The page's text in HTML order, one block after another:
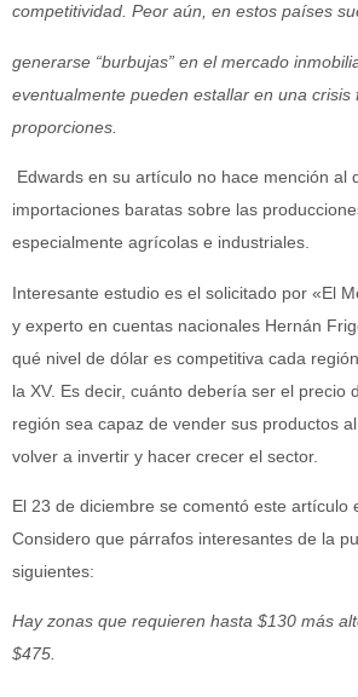
competitividad. Peor aún, en estos países
generarse “burbujas” en el mercado
eventualmente pueden estallar en una crisis
proporciones.
Edwards en su artículo no hace mención al
importaciones baratas sobre las
especialmente agrícolas e industriales.
Interesante estudio es el solicitado por «El
y experto en cuentas nacionales Hernán
qué nivel de dólar es competitiva cada
la XV. Es decir, cuánto debería ser el precio
región sea capaz de vender sus productos
volver a invertir y hacer crecer el sector.
El 23 de diciembre se comentó este artículo
Considero que párrafos interesantes de la
siguientes:
Hay zonas que requieren hasta $130 más
$475.